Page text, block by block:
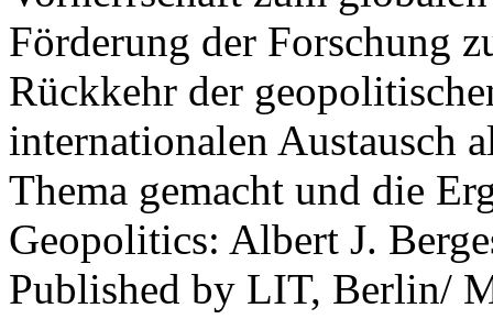
Förderung der Forschung
Rückkehr der
internationalen Austausch
Thema gemacht und die
Geopolitics: Albert J.
Published by LIT, Berlin/